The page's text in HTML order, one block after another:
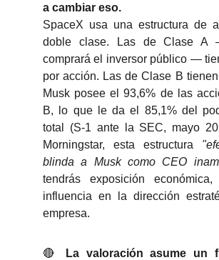
a cambiar eso.
SpaceX usa una estructura de
doble clase. Las de Clase
comprará el inversor público —
por acción. Las de Clase B
Musk posee el 93,6% de las
B, lo que le da el 85,1% del
total (S-1 ante la SEC, mayo
Morningstar, esta estructura
blinda a Musk como CEO
tendrás exposición
influencia en la dirección
empresa.
🔴
La valoración asume un